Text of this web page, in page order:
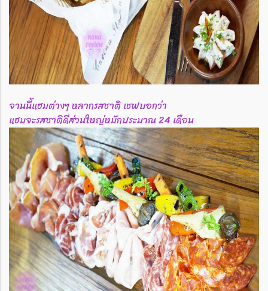
จานนี้แฮมต่างๆ หลากรสชาติ เชฟบอกว่า
แฮมจะรสชาติดีส่วนใหญ่หมักประมาณ 24 เดือน